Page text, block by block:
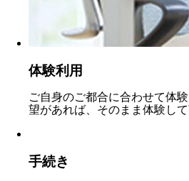
体験利用
ご自身のご都合に合わせて体
望があれば、そのまま体験し
手続き